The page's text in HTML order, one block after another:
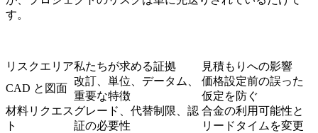
す。
リスクエリア私たちが求める証拠
見積もりへの影響
CAD と図面
改訂、単位、データム、
重要な特徴
価格設定前の誤った
仮定を防ぐ
材料リクエス
ト
グレード、代替制限、認
証の必要性
合金の利用可能性と
リードタイムを変更